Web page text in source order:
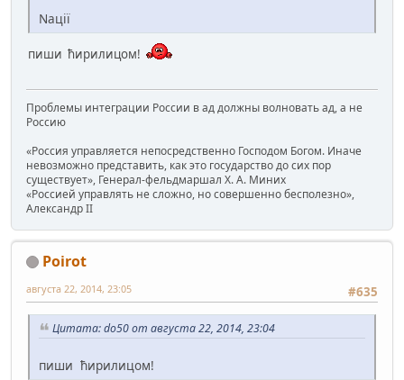
Nації
пиши ћирилицом!
Проблемы интеграции России в ад должны волновать ад, а не
Россию
«Россия управляется непосредственно Господом Богом. Иначе
невозможно представить, как это государство до сих пор
существует», Генерал-фельдмаршал Х. А. Миних
«Россией управлять не сложно, но совершенно бесполезно»,
Александр II
Poirot
#635
августа 22, 2014, 23:05
Цитата: do50 от августа 22, 2014, 23:04
пиши ћирилицом!